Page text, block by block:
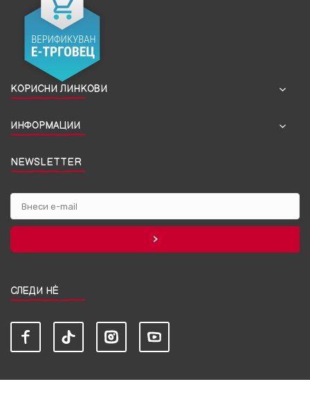
КОРИСНИ ЛИНКОВИ
ИНФОРМАЦИИ
NEWSLETTER
СЛЕДИ НЀ